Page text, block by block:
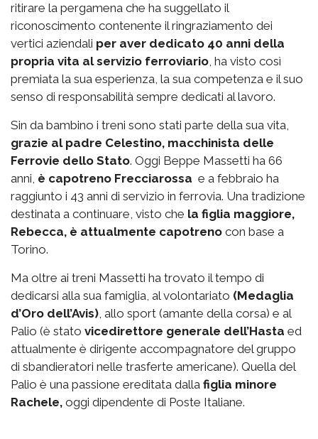
ritirare la pergamena che ha suggellato il
riconoscimento contenente il ringraziamento dei
vertici aziendali per aver dedicato 40 anni della
propria vita al servizio ferroviario, ha visto così
premiata la sua esperienza, la sua competenza e il suo
senso di responsabilità sempre dedicati al lavoro.
Sin da bambino i treni sono stati parte della sua vita,
grazie al padre Celestino, macchinista delle
Ferrovie dello Stato. Oggi Beppe Massetti ha 66
anni, è capotreno Frecciarossa e a febbraio ha
raggiunto i 43 anni di servizio in ferrovia. Una tradizione
destinata a continuare, visto che la figlia maggiore,
Rebecca, è attualmente capotreno con base a
Torino.
Ma oltre ai treni Massetti ha trovato il tempo di
dedicarsi alla sua famiglia, al volontariato (Medaglia
d’Oro dell’Avis), allo sport (amante della corsa) e al
Palio (è stato vicedirettore generale dell’Hasta ed
attualmente è dirigente accompagnatore del gruppo
di sbandieratori nelle trasferte americane). Quella del
Palio è una passione ereditata dalla figlia minore
Rachele, oggi dipendente di Poste Italiane.